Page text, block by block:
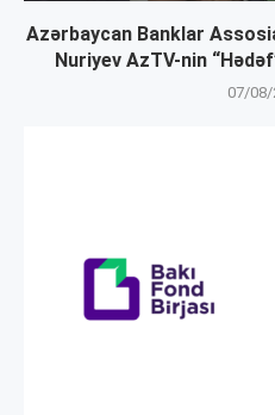
Azərbaycan Banklar
Nuriyev AzTV-nin
07/08/